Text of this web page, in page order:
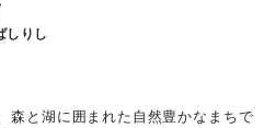
しりし
森と湖に囲まれた自然豊かなまちで